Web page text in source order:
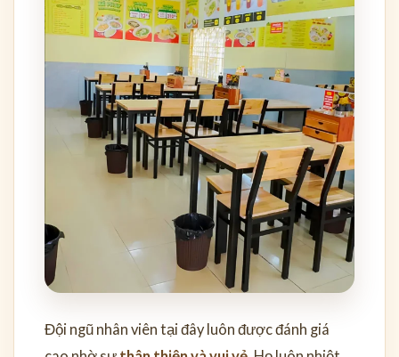
Đội ngũ nhân viên tại đây luôn được đánh giá